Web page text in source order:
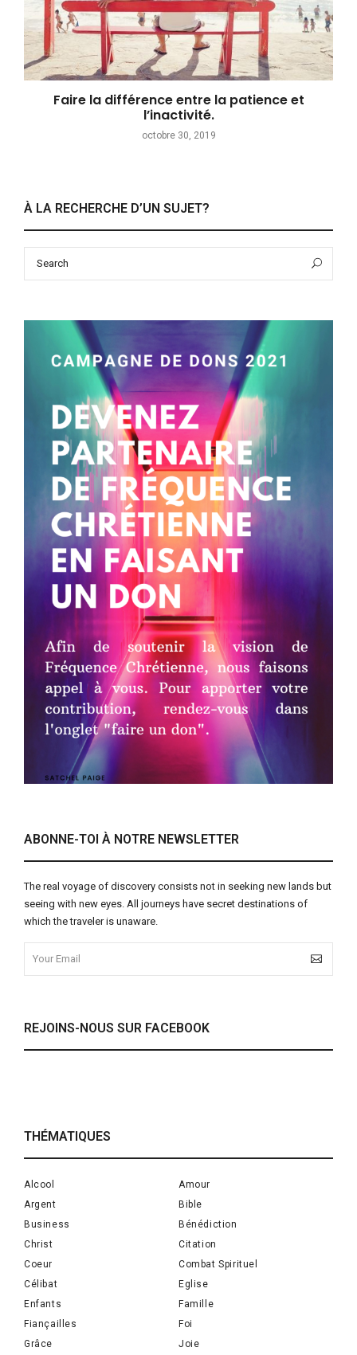
Faire la différence entre la patience et
l’inactivité.
octobre 30, 2019
À LA RECHERCHE D’UN SUJET?
ABONNE-TOI À NOTRE NEWSLETTER
The real voyage of discovery consists not in seeking new lands but
seeing with new eyes. All journeys have secret destinations of
which the traveler is unaware.
REJOINS-NOUS SUR FACEBOOK
THÉMATIQUES
Alcool
Amour
Argent
Bible
Business
Bénédiction
Christ
Citation
Coeur
Combat Spirituel
Célibat
Eglise
Enfants
Famille
Fiançailles
Foi
Grâce
Joie